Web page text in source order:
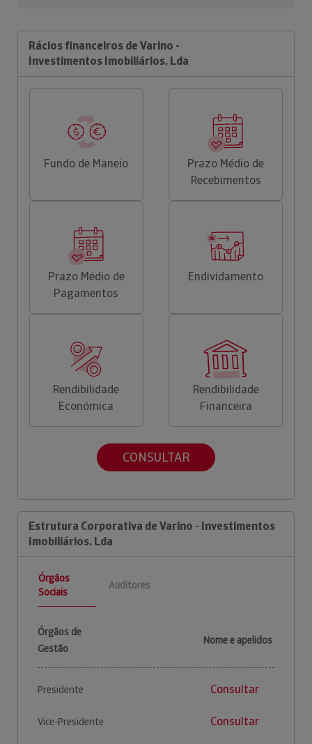
Rácios financeiros de Varino -
Investimentos Imobiliários, Lda
Fundo de Maneio
Prazo Médio de
Recebimentos
Prazo Médio de
Pagamentos
Endividamento
Rendibilidade
Económica
Rendibilidade
Financeira
CONSULTAR
Estrutura Corporativa de Varino - Investimentos
Imobiliários, Lda
Órgãos
Sociais
Auditores
Órgãos de
Gestão
Nome e apelidos
Presidente Consultar
Vice-Presidente Consultar